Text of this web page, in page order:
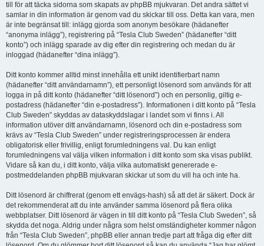
till för att täcka sidorna som skapats av phpBB mjukvaran. Det andra sättet vi
samlar in din information är genom vad du skickar till oss. Detta kan vara, men
är inte begränsat till: inlägg gjorda som anonym besökare (hädanefter
“anonyma inlägg”), registrering på “Tesla Club Sweden” (hädanefter “ditt
konto”) och inlägg sparade av dig efter din registrering och medan du är
inloggad (hädanefter “dina inlägg”).
Ditt konto kommer alltid minst innehålla ett unikt identifierbart namn
(hädanefter “ditt användarnamn”), ett personligt lösenord som används för att
logga in på ditt konto (hädanefter “ditt lösenord”) och en personlig, giltig e-
postadress (hädanefter “din e-postadress”). Informationen i ditt konto på “Tesla
Club Sweden” skyddas av dataskyddslagar i landet som vi finns i. All
information utöver ditt användarnamn, lösenord och din e-postadress som
krävs av “Tesla Club Sweden” under registreringsprocessen är endera
obligatorisk eller frivillig, enligt forumledningens val. Du kan enligt
forumledningens val välja vilken information i ditt konto som ska visas publikt.
Vidare så kan du, i ditt konto, välja vilka automatiskt genererade e-
postmeddelanden phpBB mjukvaran skickar ut som du vill ha och inte ha.
Ditt lösenord är chiffrerat (genom ett envägs-hash) så att det är säkert. Dock är
det rekommenderat att du inte använder samma lösenord på flera olika
webbplatser. Ditt lösenord är vägen in till ditt konto på “Tesla Club Sweden”, så
skydda det noga. Aldrig under några som helst omständigheter kommer någon
från “Tesla Club Sweden”, phpBB eller annan tredje part att fråga dig efter ditt